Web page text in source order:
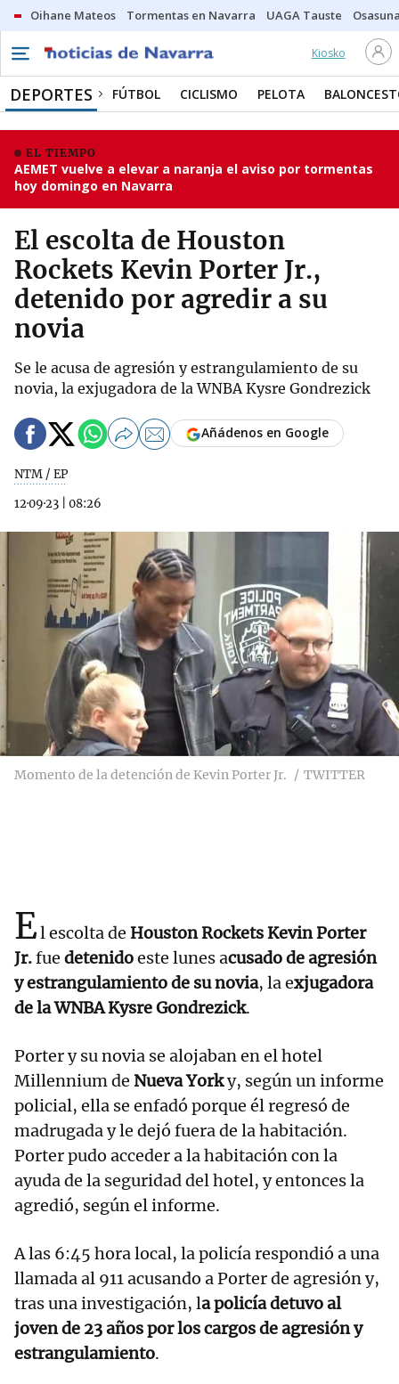
Oihane Mateos Tormentas en Navarra UAGA Tauste
Kiosko
DEPORTES FÚTBOL CICLISMO PELOTA
EL TIEMPO
AEMET vuelve a elevar a naranja el aviso por tormentas
hoy domingo en Navarra
El escolta de Houston
Rockets Kevin Porter Jr.,
detenido por agredir a su
novia
Se le acusa de agresión y estrangulamiento de su
novia, la exjugadora de la WNBA Kysre Gondrezick
NTM / EP
12·09·23
08:26
Añádenos en Google
Momento de la detención de Kevin Porter Jr. TWITTER
El escolta de Houston Rockets Kevin Porter
Jr.fue detenidoeste lunes acusado de agresión
y estrangulamiento de su novia, la exjugadora
de la WNBA Kysre Gondrezick.
Porter y su novia se alojaban en el hotel
Millennium de Nueva Yorky, según un informe
policial, ella se enfadó porque él regresó de
madrugada y le dejó fuera de la habitación.
Porter pudo acceder a la habitación con la
ayuda de la seguridad del hotel, y entonces la
agredió, según el informe.
A las 6:45 hora local, la policía respondió a una
llamada al 911 acusando a Porter de agresión y,
tras una investigación, la policía detuvo al
joven de 23 años por los cargos de agresión y
estrangulamiento.